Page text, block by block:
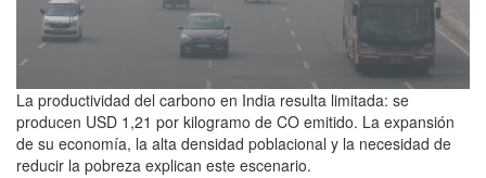
La productividad del carbono en India resulta limitada: se
producen USD 1,21 por kilogramo de CO emitido. La expansión
de su economía, la alta densidad poblacional y la necesidad de
reducir la pobreza explican este escenario.